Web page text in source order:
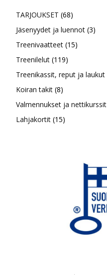
TARJOUKSET 6868
tuotetta
Jäsenyydet ja luennot 33
Treenivaatteet 1515
Treenilelut 119119
tuotetta
Treenikassit, reput ja laukut
Koiran takit 88
tuotetta
Valmennukset ja nettikurssit
Lahjakortit 1515